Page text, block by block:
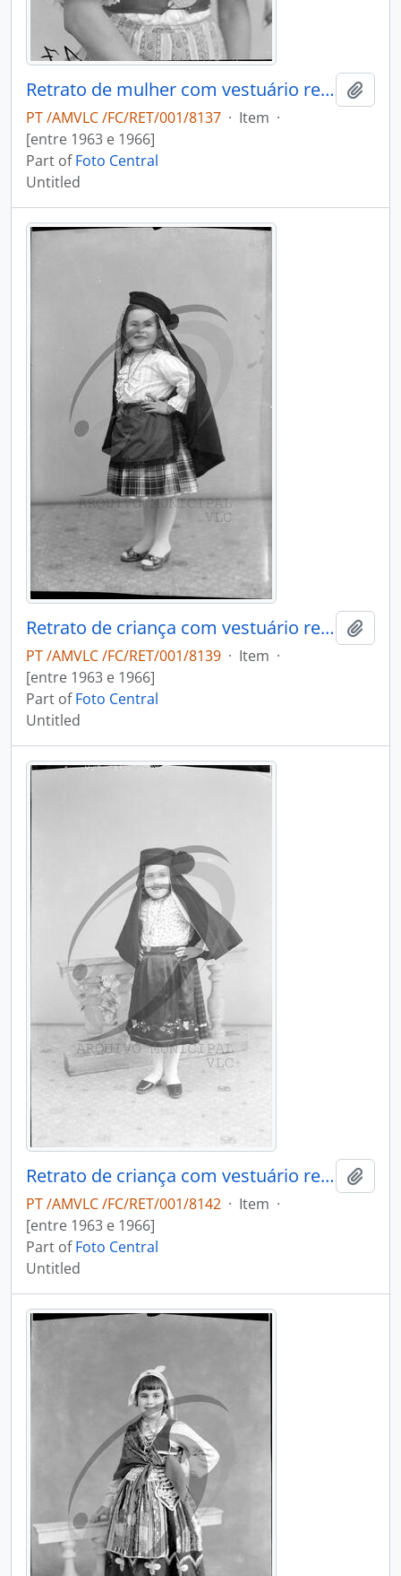
Retrato de mulher com vestuário regional
PT /AMVLC /FC/RET/001/8137 · Item ·
[entre 1963 e 1966]
Part ofFoto Central
Untitled
Retrato de criança com vestuário regional
PT /AMVLC /FC/RET/001/8139 · Item ·
[entre 1963 e 1966]
Part ofFoto Central
Untitled
Retrato de criança com vestuário regional
PT /AMVLC /FC/RET/001/8142 · Item ·
[entre 1963 e 1966]
Part ofFoto Central
Untitled